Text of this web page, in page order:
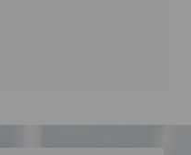
par e-mail